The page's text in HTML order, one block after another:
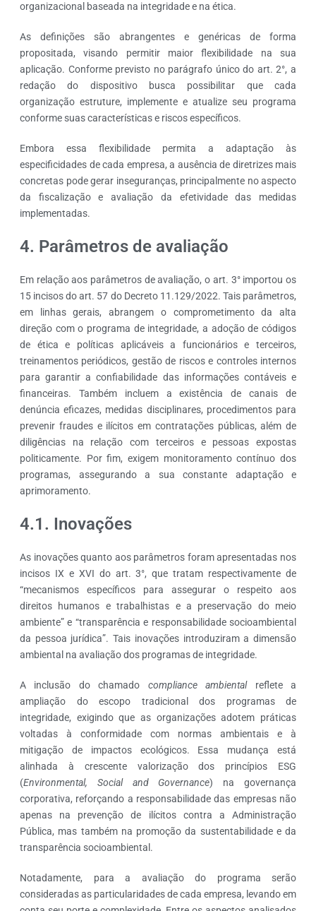
organizacional baseada na integridade e na ética.
As definições são abrangentes e genéricas de forma
propositada, visando permitir maior flexibilidade na sua
aplicação. Conforme previsto no parágrafo único do art. 2°, a
redação do dispositivo busca possibilitar que cada
organização estruture, implemente e atualize seu programa
conforme suas características e riscos específicos.
Embora essa flexibilidade permita a adaptação às
especificidades de cada empresa, a ausência de diretrizes mais
concretas pode gerar inseguranças, principalmente no aspecto
da fiscalização e avaliação da efetividade das medidas
implementadas.
4. Parâmetros de avaliação
Em relação aos parâmetros de avaliação, o art. 3° importou os
15 incisos do art. 57 do Decreto 11.129/2022. Tais parâmetros,
em linhas gerais, abrangem o comprometimento da alta
direção com o programa de integridade, a adoção de códigos
de ética e políticas aplicáveis a funcionários e terceiros,
treinamentos periódicos, gestão de riscos e controles internos
para garantir a confiabilidade das informações contáveis e
financeiras. Também incluem a existência de canais de
denúncia eficazes, medidas disciplinares, procedimentos para
prevenir fraudes e ilícitos em contratações públicas, além de
diligências na relação com terceiros e pessoas expostas
politicamente. Por fim, exigem monitoramento contínuo dos
programas, assegurando a sua constante adaptação e
aprimoramento.
4.1. Inovações
As inovações quanto aos parâmetros foram apresentadas nos
incisos IX e XVI do art. 3°, que tratam respectivamente de
“mecanismos específicos para assegurar o respeito aos
direitos humanos e trabalhistas e a preservação do meio
ambiente” e “transparência e responsabilidade socioambiental
da pessoa jurídica”. Tais inovações introduziram a dimensão
ambiental na avaliação dos programas de integridade.
A inclusão do chamado compliance ambientalreflete a
ampliação do escopo tradicional dos programas de
integridade, exigindo que as organizações adotem práticas
voltadas à conformidade com normas ambientais e à
mitigação de impactos ecológicos. Essa mudança está
alinhada à crescente valorização dos princípios ESG
(Environmental, Social and Governance) na governança
corporativa, reforçando a responsabilidade das empresas não
apenas na prevenção de ilícitos contra a Administração
Pública, mas também na promoção da sustentabilidade e da
transparência socioambiental.
Notadamente, para a avaliação do programa serão
consideradas as particularidades de cada empresa, levando em